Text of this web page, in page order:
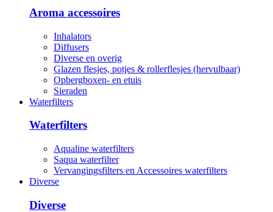
Aroma accessoires
Inhalators
Diffusers
Diverse en overig
Glazen flesjes, potjes & rollerflesjes (hervulbaar)
Opbergboxen- en etuis
Sieraden
Waterfilters
Waterfilters
Aqualine waterfilters
Saqua waterfilter
Vervangingsfilters en Accessoires waterfilters
Diverse
Diverse